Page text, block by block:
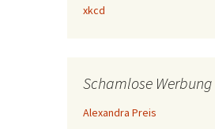
xkcd
Schamlose Werbung
Alexandra Preis